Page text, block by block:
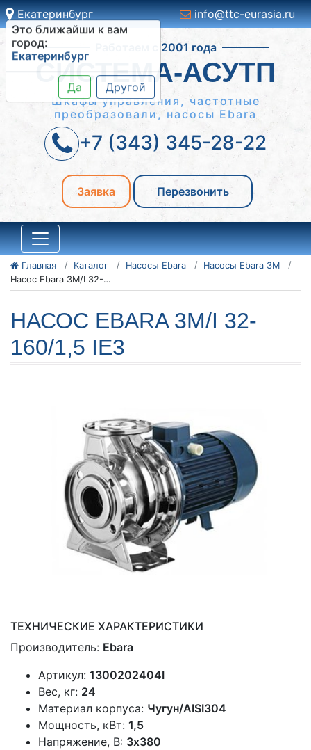
Екатеринбург
Это ближайши к вам
город:
Екатеринбург
Да Другой
info@ttc-eurasia.ru
Работаем с 2001 года
СИСТЕМА-АСУТП
Шкафы управления, частотные
преобразовали, насосы Ebara
+7 (343) 345-28-22
Заявка Перезвонить
Главная Каталог Насосы Ebara
Насосы Ebara 3M
Насос Ebara 3M/I 32-160/1,5 IE3
НАСОС EBARA 3M/I 32-
160/1,5 IE3
ТЕХНИЧЕСКИЕ ХАРАКТЕРИСТИКИ
Производитель: Ebara
Артикул: 1300202404I
Вес, кг: 24
Материал корпуса: Чугун/AISI304
Мощность, кВт: 1,5
Напряжение, В: 3х380